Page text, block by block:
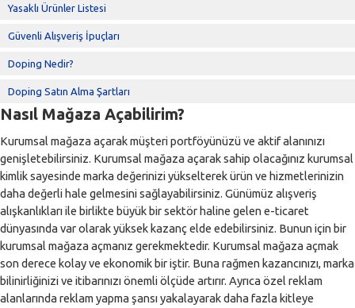
Yasaklı Ürünler Listesi
Güvenli Alışveriş İpuçları
Doping Nedir?
Doping Satın Alma Şartları
Nasıl Mağaza Açabilirim?
Kurumsal mağaza açarak müşteri portföyünüzü ve aktif alanınızı
genişletebilirsiniz. Kurumsal mağaza açarak sahip olacağınız kurumsal
kimlik sayesinde marka değerinizi yükselterek ürün ve hizmetlerinizin
daha değerli hale gelmesini sağlayabilirsiniz. Günümüz alışveriş
alışkanlıkları ile birlikte büyük bir sektör haline gelen e-ticaret
dünyasında var olarak yüksek kazanç elde edebilirsiniz. Bunun için bir
kurumsal mağaza açmanız gerekmektedir. Kurumsal mağaza açmak
son derece kolay ve ekonomik bir iştir. Buna rağmen kazancınızı, marka
bilinirliğinizi ve itibarınızı önemli ölçüde artırır. Ayrıca özel reklam
alanlarında reklam yapma şansı yakalayarak daha fazla kitleye